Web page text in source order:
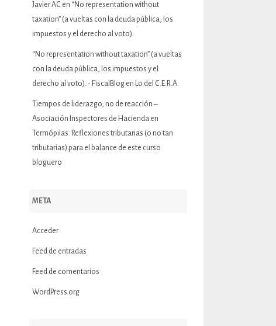
Javier AC en “No representation without
taxation” (a vueltas con la deuda pública, los
impuestos y el derecho al voto).
“No representation without taxation” (a vueltas
con la deuda pública, los impuestos y el
derecho al voto). - FiscalBlogen Lo del C.E.R.A.
Tiempos de liderazgo, no de reacción –
Asociación Inspectores de Haciendaen
Termópilas. Reflexiones tributarias (o no tan
tributarias) para el balance de este curso
bloguero
META
Acceder
Feed de entradas
Feed de comentarios
WordPress.org